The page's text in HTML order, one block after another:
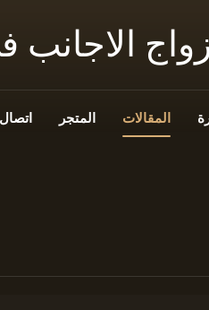
الاجانب
المقالات المتجر اتصال